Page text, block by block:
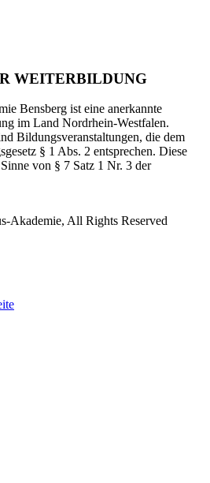
WEITERBILDUNG
Bensberg ist eine anerkannte
im Land Nordrhein-Westfalen.
Bildungsveranstaltungen, die dem
§ 1 Abs. 2 entsprechen. Diese
von § 7 Satz 1 Nr. 3 der
Akademie, All Rights Reserved